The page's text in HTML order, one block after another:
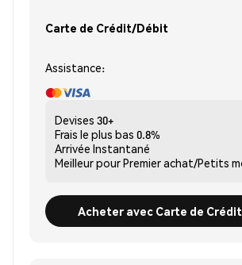
Carte de Crédit/Débit
Assistance:
Devises 30+
Frais le plus bas 0.8%
Arrivée Instantané
Meilleur pourPremier achat/Petits
Acheter avec Carte de